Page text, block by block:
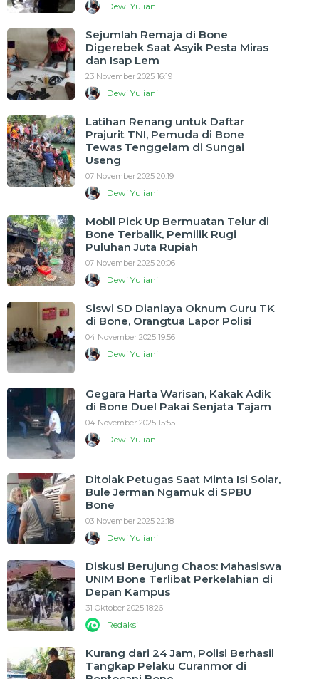
Dewi Yuliani
Sejumlah Remaja di Bone
Digerebek Saat Asyik Pesta Miras
dan Isap Lem
23 November 2025 16:19
Dewi Yuliani
Latihan Renang untuk Daftar
Prajurit TNI, Pemuda di Bone
Tewas Tenggelam di Sungai
Useng
07 November 2025 20:19
Dewi Yuliani
Mobil Pick Up Bermuatan Telur di
Bone Terbalik, Pemilik Rugi
Puluhan Juta Rupiah
07 November 2025 20:06
Dewi Yuliani
Siswi SD Dianiaya Oknum Guru TK
di Bone, Orangtua Lapor Polisi
04 November 2025 19:56
Dewi Yuliani
Gegara Harta Warisan, Kakak Adik
di Bone Duel Pakai Senjata Tajam
04 November 2025 15:55
Dewi Yuliani
Ditolak Petugas Saat Minta Isi Solar,
Bule Jerman Ngamuk di SPBU
Bone
03 November 2025 22:18
Dewi Yuliani
Diskusi Berujung Chaos: Mahasiswa
UNIM Bone Terlibat Perkelahian di
Depan Kampus
31 Oktober 2025 18:26
Redaksi
Kurang dari 24 Jam, Polisi Berhasil
Tangkap Pelaku Curanmor di